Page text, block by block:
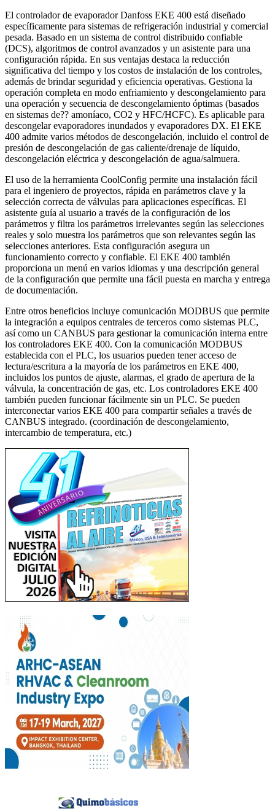
El controlador de evaporador Danfoss EKE 400 está diseñado
específicamente para sistemas de refrigeración industrial y comercial
pesada. Basado en un sistema de control distribuido confiable
(DCS), algoritmos de control avanzados y un asistente para una
configuración rápida. En sus ventajas destaca la reducción
significativa del tiempo y los costos de instalación de los controles,
además de brindar seguridad y eficiencia operativas. Gestiona la
operación completa en modo enfriamiento y descongelamiento para
una operación y secuencia de descongelamiento óptimas (basados
en sistemas de?? amoníaco, CO2 y HFC/HCFC). Es aplicable para
descongelar evaporadores inundados y evaporadores DX. El EKE
400 admite varios métodos de descongelación, incluido el control de
presión de descongelación de gas caliente/drenaje de líquido,
descongelación eléctrica y descongelación de agua/salmuera.
El uso de la herramienta CoolConfig permite una instalación fácil
para el ingeniero de proyectos, rápida en parámetros clave y la
selección correcta de válvulas para aplicaciones específicas. El
asistente guía al usuario a través de la configuración de los
parámetros y filtra los parámetros irrelevantes según las selecciones
reales y solo muestra los parámetros que son relevantes según las
selecciones anteriores. Esta configuración asegura un
funcionamiento correcto y confiable. El EKE 400 también
proporciona un menú en varios idiomas y una descripción general
de la configuración que permite una fácil puesta en marcha y entrega
de documentación.
Entre otros beneficios incluye comunicación MODBUS que permite
la integración a equipos centrales de terceros como sistemas PLC,
así como un CANBUS para gestionar la comunicación interna entre
los controladores EKE 400. Con la comunicación MODBUS
establecida con el PLC, los usuarios pueden tener acceso de
lectura/escritura a la mayoría de los parámetros en EKE 400,
incluidos los puntos de ajuste, alarmas, el grado de apertura de la
válvula, la concentración de gas, etc. Los controladores EKE 400
también pueden funcionar fácilmente sin un PLC. Se pueden
interconectar varios EKE 400 para compartir señales a través de
CANBUS integrado. (coordinación de descongelamiento,
intercambio de temperatura, etc.)